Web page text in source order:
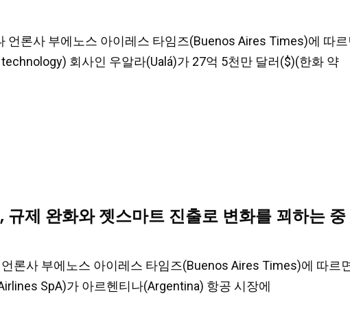
언론사 부에노스 아이레스 타임즈(Buenos Aires Times)에 따
회사인 우알라(Ualá)가 27억 5천만 달러($)(한화 약
규제 완화와 젯스마트 진출로 변화를 꾀하는 중
론사 부에노스 아이레스 타임즈(Buenos Aires Times)에 따르
SpA)가 아르헨티나(Argentina) 항공 시장에